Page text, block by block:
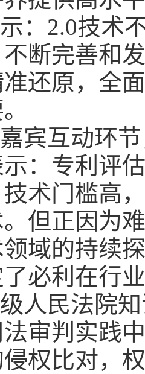
：2.0技术
断完善和
还原，全
宾互动环
：专利评
术门槛高
但正因为
域的持续
必利在行
人民法院
审判实践
权比对，